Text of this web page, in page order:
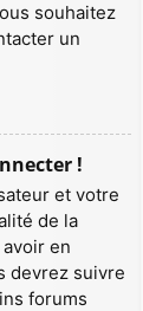
souhaitez
un
!
et votre
de la
en
devrez suivre
forums